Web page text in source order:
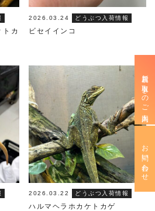
カ
2026.03.24 どうぶつ入荷情報
ビセイインコ
2026.03.22 どうぶつ入荷情報
ハルマヘラホカケトカゲ
新規お取引きのご案内
お問い合わせ